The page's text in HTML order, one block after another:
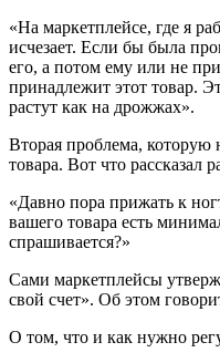
«На маркетплейсе, где я
исчезает. Если бы была
его, а потом ему или не
принадлежит этот товар.
растут как на дрожжах».
Вторая проблема, которую
товара. Вот что
«Давно пора прижать к
вашего товара есть
спрашивается?»
Сами маркетплейсы
свой счет». Об этом
О том, что и как нужно